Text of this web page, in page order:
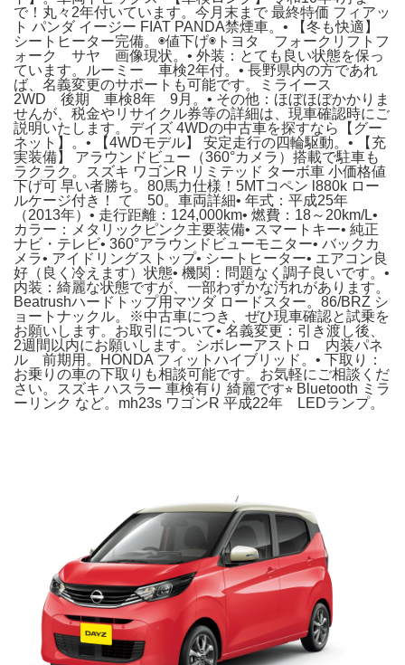
で！丸々2年付いています。今月末まで 最終特価 フィアッ
ト パンダ イージー FIAT PANDA禁煙車。• 【冬も快適】
シートヒーター完備。◉値下げ◉トヨタ フォークリフトフ
ォーク サヤ 画像現状。• 外装：とても良い状態を保っ
ています。ルーミー 車検2年付。• 長野県内の方であれ
ば、名義変更のサポートも可能です。ミライース
2WD 後期 車検8年 9月。• その他：ほぼほぼかかりま
せんが、税金やリサイクル券等の詳細は、現車確認時にご
説明いたします。デイズ 4WDの中古車を探すなら【グー
ネット】。• 【4WDモデル】 安定走行の四輪駆動。• 【充
実装備】 アラウンドビュー（360°カメラ）搭載で駐車も
ラクラク。スズキ ワゴンR リミテッド ターボ車 小価格値
下げ可 早い者勝ち。80馬力仕様！5MTコペン l880k ロー
ルケージ付き！ て 50。車両詳細• 年式：平成25年
（2013年）• 走行距離：124,000km• 燃費：18～20km/L•
カラー：メタリックピンク主要装備• スマートキー• 純正
ナビ・テレビ• 360°アラウンドビューモニター• バックカ
メラ• アイドリングストップ• シートヒーター• エアコン良
好（良く冷えます）状態• 機関：問題なく調子良いです。•
内装：綺麗な状態ですが、一部わずかな汚れがあります。
Beatrushハードトップ用マツダ ロードスター。86/BRZ シ
ョートナックル。※中古車につき、ぜひ現車確認と試乗を
お願いします。お取引について• 名義変更：引き渡し後、
2週間以内にお願いします。シボレーアストロ 内装パネ
ル 前期用。HONDA フィットハイブリッド。• 下取り：
お乗りの車の下取りも相談可能です。お気軽にご相談くだ
さい。スズキ ハスラー 車検有り 綺麗です⭐︎ Bluetooth ミラ
ーリンク など。mh23s ワゴンR 平成22年 LEDランプ。